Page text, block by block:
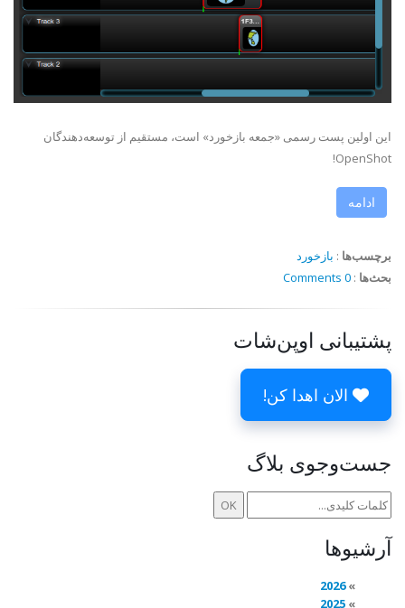
این اولین پست رسمی «جمعه بازخورد» است، مستقیم از توسعه‌دهندگان
OpenShot!
ادامه
برچسب‌ها : بازخورد
بحث‌ها :
0 Comments
پشتیبانی اوپن‌شات
الان اهدا کن!
جست‌وجوی بلاگ
آرشیوها
2026
2025